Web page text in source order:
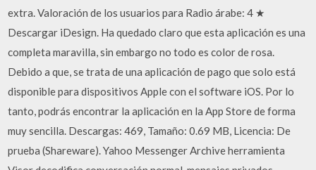
extra. Valoración de los usuarios para Radio árabe: 4 ★
Descargar iDesign. Ha quedado claro que esta aplicación es una
completa maravilla, sin embargo no todo es color de rosa.
Debido a que, se trata de una aplicación de pago que solo está
disponible para dispositivos Apple con el software iOS. Por lo
tanto, podrás encontrar la aplicación en la App Store de forma
muy sencilla. Descargas: 469, Tamaño: 0.69 MB, Licencia: De
prueba (Shareware). Yahoo Messenger Archive herramienta